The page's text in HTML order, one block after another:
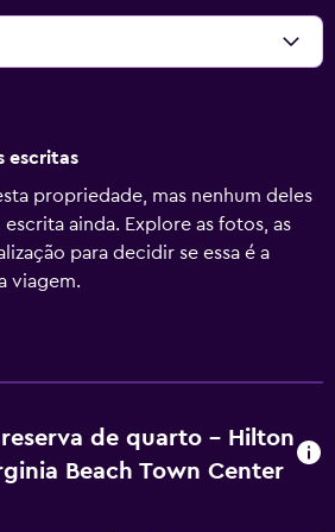
escritas
propriedade, mas nenhum deles
ainda. Explore as fotos, as
para decidir se essa é a
viagem.
de quarto - Hilton
Beach Town Center